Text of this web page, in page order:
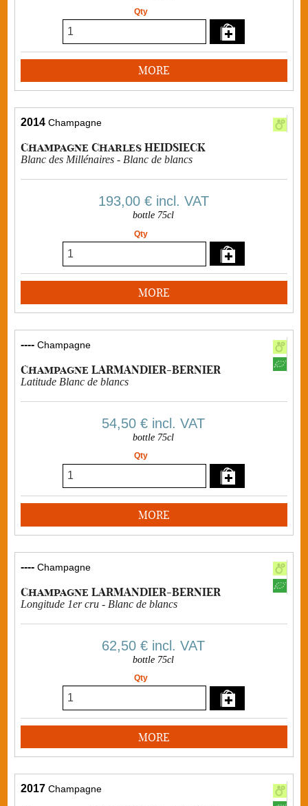
Qty
MORE
2014 Champagne
Champagne Charles HEIDSIECK
Blanc des Millénaires - Blanc de blancs
193,00 €incl. VAT
bottle 75cl
Qty
MORE
---- Champagne
Champagne LARMANDIER-BERNIER
Latitude Blanc de blancs
54,50 € incl. VAT
bottle 75cl
Qty
MORE
---- Champagne
Champagne LARMANDIER-BERNIER
Longitude 1er cru - Blanc de blancs
62,50 € incl. VAT
bottle 75cl
Qty
MORE
2017 Champagne